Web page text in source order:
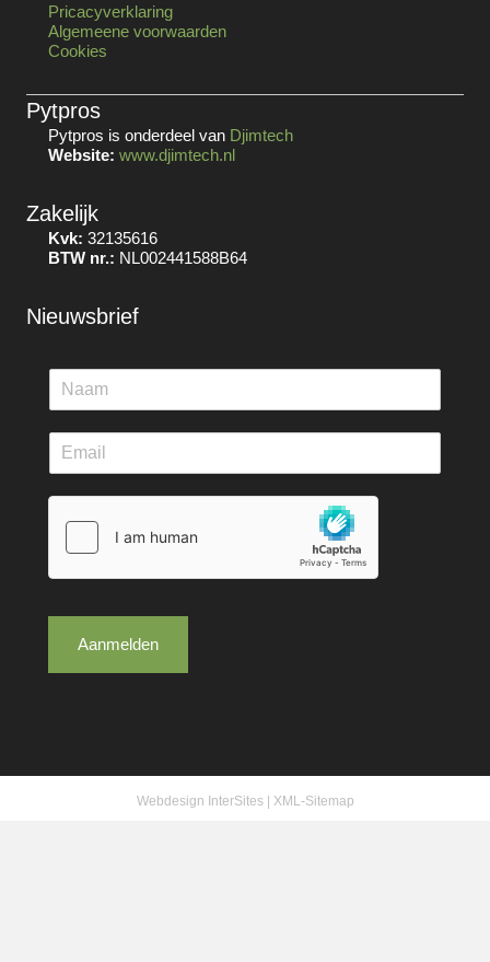
Pricacyverklaring
Algemeene voorwaarden
Cookies
Pytpros
Pytpros is onderdeel van Djimtech
Website: www.djimtech.nl
Zakelijk
Kvk: 32135616
BTW nr.: NL002441588B64
Nieuwsbrief
Aanmelden
Webdesign InterSites| XML-Sitemap